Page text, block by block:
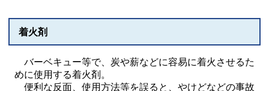
着火剤
バーベキュー等で、炭や薪などに容易に着火させるた
めに使用する着火剤。
便利な反面、使用方法等を誤ると、やけどなどの事故